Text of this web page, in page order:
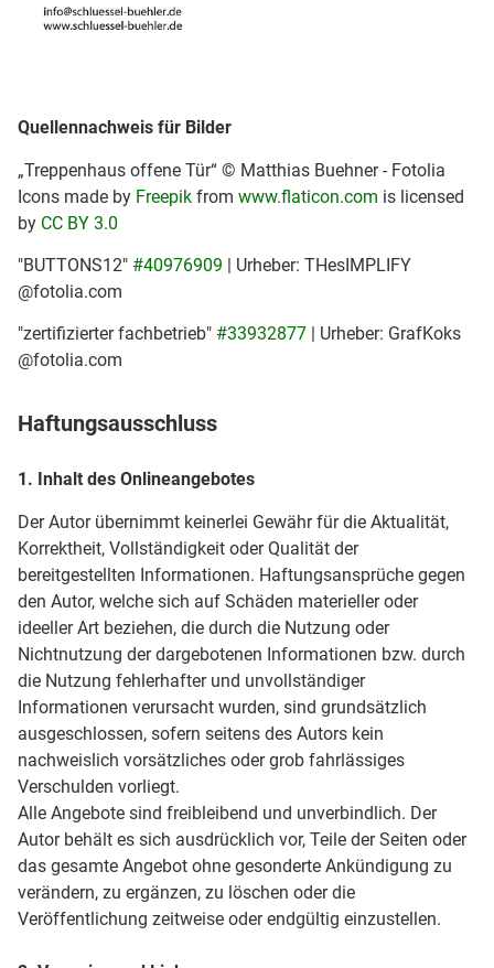
Quellennachweis für Bilder
„Treppenhaus offene Tür“ © Matthias Buehner - Fotolia
Icons made by Freepik from www.flaticon.com is licensed
by CC BY 3.0
"BUTTONS12" #40976909 | Urheber: THesIMPLIFY
@fotolia.com
"zertifizierter fachbetrieb" #33932877 | Urheber: GrafKoks
@fotolia.com
Haftungsausschluss
1. Inhalt des Onlineangebotes
Der Autor übernimmt keinerlei Gewähr für die Aktualität,
Korrektheit, Vollständigkeit oder Qualität der
bereitgestellten Informationen. Haftungsansprüche gegen
den Autor, welche sich auf Schäden materieller oder
ideeller Art beziehen, die durch die Nutzung oder
Nichtnutzung der dargebotenen Informationen bzw. durch
die Nutzung fehlerhafter und unvollständiger
Informationen verursacht wurden, sind grundsätzlich
ausgeschlossen, sofern seitens des Autors kein
nachweislich vorsätzliches oder grob fahrlässiges
Verschulden vorliegt.
Alle Angebote sind freibleibend und unverbindlich. Der
Autor behält es sich ausdrücklich vor, Teile der Seiten oder
das gesamte Angebot ohne gesonderte Ankündigung zu
verändern, zu ergänzen, zu löschen oder die
Veröffentlichung zeitweise oder endgültig einzustellen.